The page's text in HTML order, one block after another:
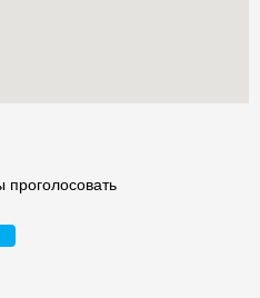
проголосовать